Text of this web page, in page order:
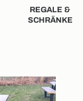
REGALE &
SCHRÄNKE